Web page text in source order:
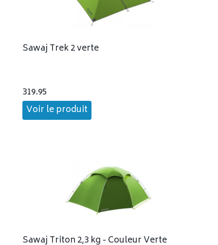
Sawaj Trek 2 verte
319.95
Voir le produit
Sawaj Triton 2,3 kg - Couleur Verte